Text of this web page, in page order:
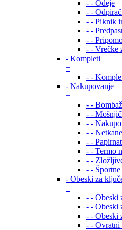
- - Odeje
- -
- - Piknik
- -
- -
- - Vrečke
- Kompleti
+
- -
- Nakupovanje
+
- -
- -
- -
- -
- -
- - Termo
- -
- -
- Obeski za
+
- - Obeski
- - Obeski
- - Obeski
- - Ovratni